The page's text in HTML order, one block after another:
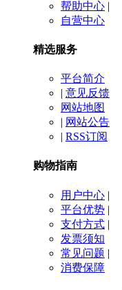
帮助中心 |
自营中心
精选服务
平台简介
| 意见反馈
网站地图
| 网站公告
| RSS订阅
购物指南
用户中心 |
平台优势 |
支付方式 |
发票须知
常见问题 |
消费保障